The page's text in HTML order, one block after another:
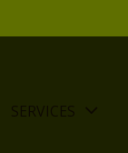
SERVICES